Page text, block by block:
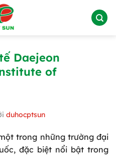
Daejeon
of
duhocptsun
trong những trường đại
đặc biệt nổi bật trong